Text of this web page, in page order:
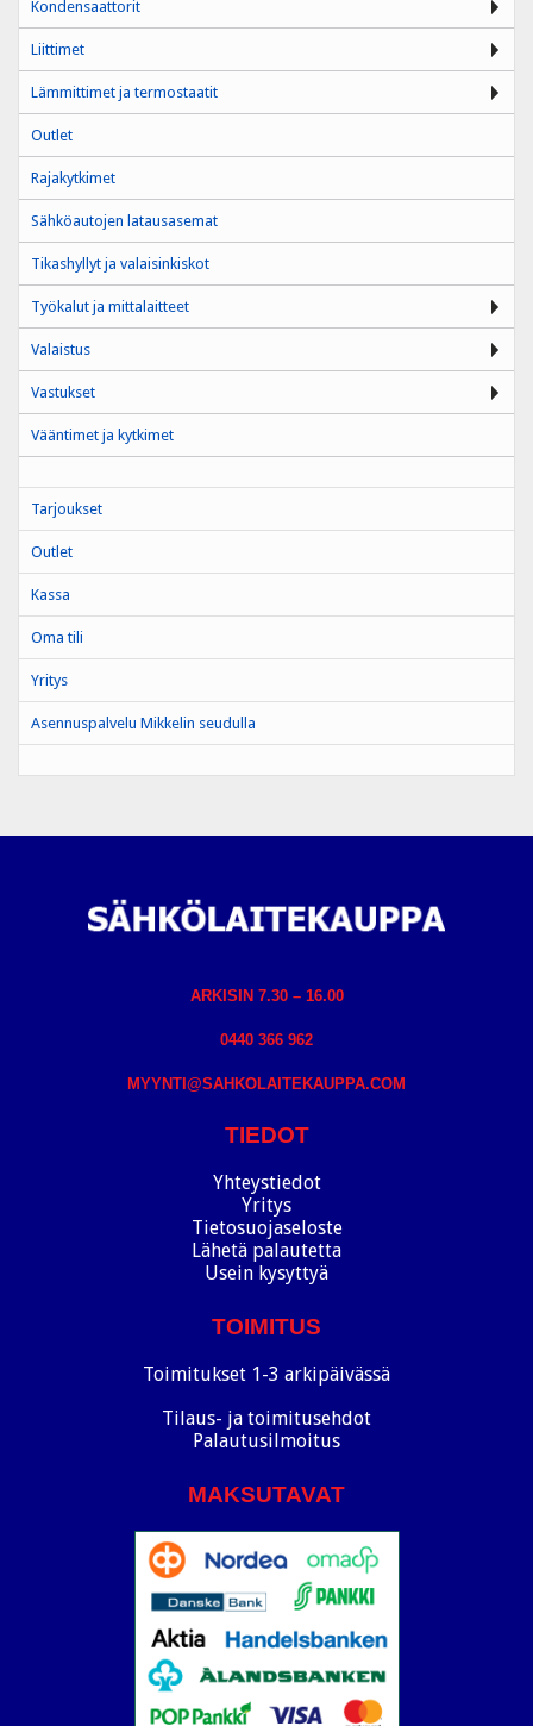
Kondensaattorit
Liittimet
Lämmittimet ja termostaatit
Outlet
Rajakytkimet
Sähköautojen latausasemat
Tikashyllyt ja valaisinkiskot
Työkalut ja mittalaitteet
Valaistus
Vastukset
Vääntimet ja kytkimet
Tarjoukset
Outlet
Kassa
Oma tili
Yritys
Asennuspalvelu Mikkelin seudulla
ARKISIN 7.30 – 16.00
0440 366 962
MYYNTI@SAHKOLAITEKAUPPA.COM
TIEDOT
Yhteystiedot
Yritys
Tietosuojaseloste
Lähetä palautetta
Usein kysyttyä
TOIMITUS
Toimitukset 1-3 arkipäivässä
Tilaus- ja toimitusehdot
Palautusilmoitus
MAKSUTAVAT